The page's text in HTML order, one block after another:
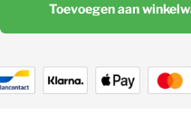
Toevoegen aan